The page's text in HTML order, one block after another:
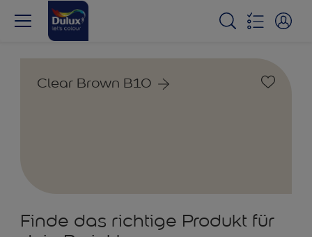
Clear Brown B10
Finde das richtige Produkt für